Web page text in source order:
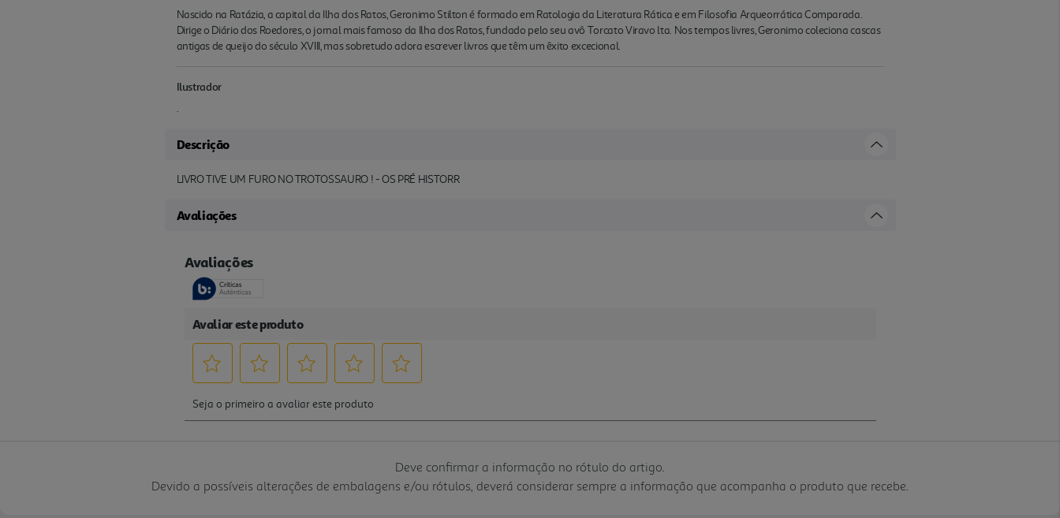
Nascido na Ratázia, a capital da Ilha dos Ratos, Geronimo Stilton é formado em Ratologia da Literatura Rática e em Filosofia Arqueorrática Comparada.
Dirige o Diário dos Roedores, o jornal mais famoso da Ilha dos Ratos, fundado pelo seu avô Torcato Viravo lta. Nos tempos livres, Geronimo coleciona cascas
antigas de queijo do século XVIII, mas sobretudo adora escrever livros que têm um êxito excecional.
Ilustrador
.
Descrição
LIVRO TIVE UM FURO NO TROTOSSAURO ! - OS PRÉ HISTORR
Avaliações
Deve confirmar a informação no rótulo do artigo.
Devido a possíveis alterações de embalagens e/ou rótulos, deverá considerar sempre a informação que acompanha o produto que recebe.